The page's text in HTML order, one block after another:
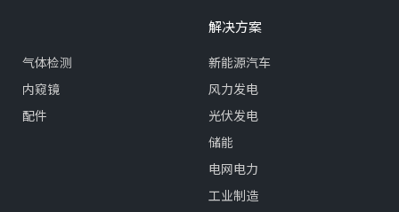
气体检测
内窥镜
配件
解决方案
新能源汽车
风力发电
光伏发电
储能
电网电力
工业制造